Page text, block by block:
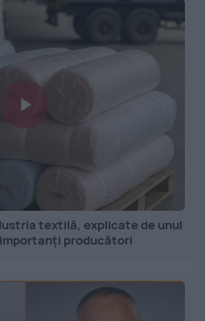
textilă, explicate de unul
producători